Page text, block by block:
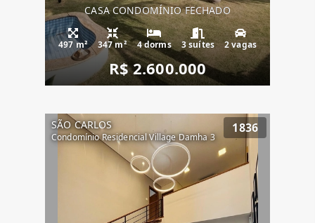
CASA CONDOMÍNIO FECHADO
497 m² 347 m² 4 dorms 3 suítes 2 vagas
R$ 2.600.000
SÃO CARLOS
Condomínio Residencial Village Damha 3
1836